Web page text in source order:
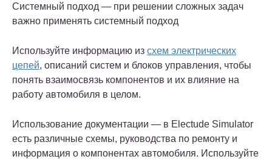
Системный подход — при решении сложных задач
важно применять системный подход
Используйте информацию из схем электрических
цепей, описаний систем и блоков управления, чтобы
понять взаимосвязь компонентов и их влияние на
работу автомобиля в целом.
Использование документации — в Electude Simulator
есть различные схемы, руководства по ремонту и
информация о компонентах автомобиля. Используйте